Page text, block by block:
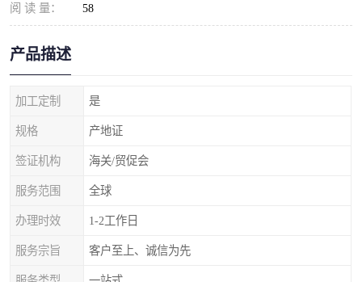
阅 读 量： 58
产品描述
加工定制 是
规格 产地证
签证机构 海关/贸促会
服务范围 全球
办理时效 1-2工作日
服务宗旨 客户至上、诚信为先